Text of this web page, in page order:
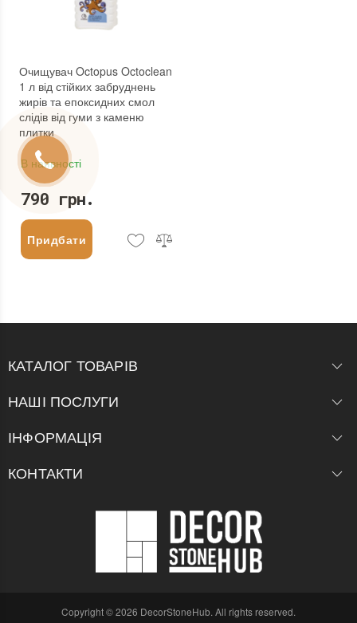
Очищувач Octopus Octoclean
1 л від стійких забруднень
жирів та епоксидних смол
слідів від гуми з каменю
плитки
В наявності
790 грн.
Придбати
КАТАЛОГ ТОВАРІВ
НАШІ ПОСЛУГИ
ІНФОРМАЦІЯ
КОНТАКТИ
Copyright © 2026 DecorStoneHub. All rights reserved.